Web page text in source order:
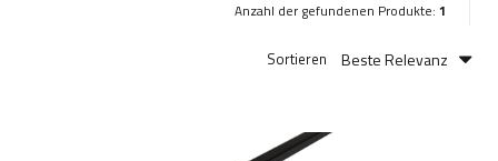
Anzahl der gefundenen Produkte: 1
Sortieren Beste Relevanz